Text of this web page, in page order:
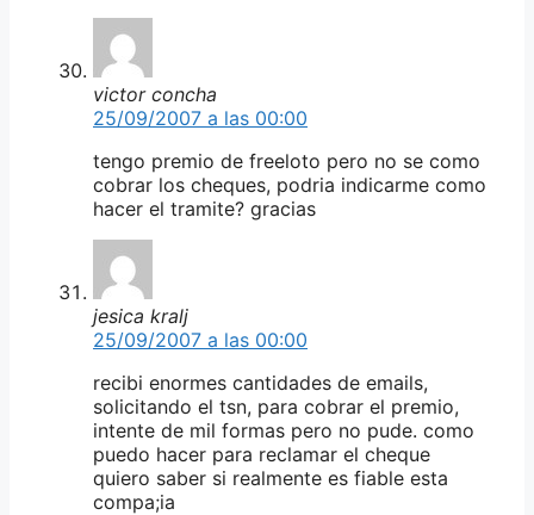
victor concha
25/09/2007 a las 00:00
tengo premio de freeloto pero no se como
cobrar los cheques, podria indicarme como
hacer el tramite? gracias
jesica kralj
25/09/2007 a las 00:00
recibi enormes cantidades de emails,
solicitando el tsn, para cobrar el premio,
intente de mil formas pero no pude. como
puedo hacer para reclamar el cheque
quiero saber si realmente es fiable esta
compa;ia